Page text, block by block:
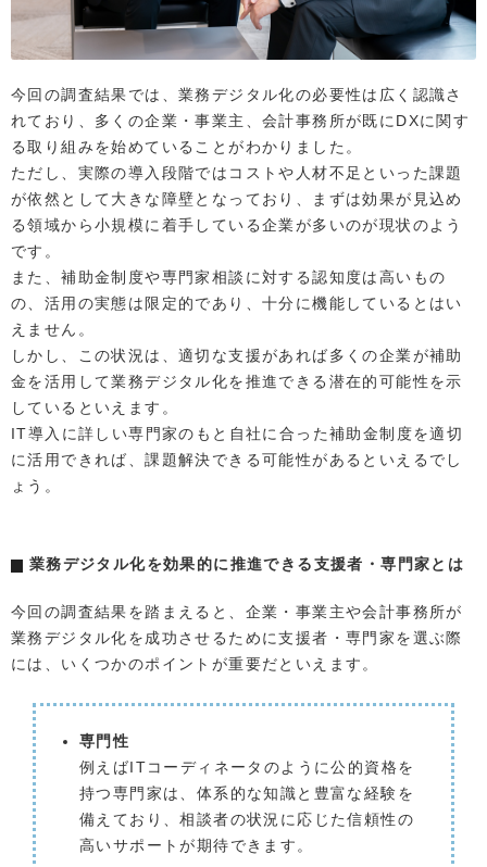
今回の調査結果では、業務デジタル化の必要性は広く認識さ
れており、多くの企業・事業主、会計事務所が既にDXに関す
る取り組みを始めていることがわかりました。
ただし、実際の導入段階ではコストや人材不足といった課題
が依然として大きな障壁となっており、まずは効果が見込め
る領域から小規模に着手している企業が多いのが現状のよう
です。
また、補助金制度や専門家相談に対する認知度は高いもの
の、活用の実態は限定的であり、十分に機能しているとはい
えません。
しかし、この状況は、適切な支援があれば多くの企業が補助
金を活用して業務デジタル化を推進できる潜在的可能性を示
しているといえます。
IT導入に詳しい専門家のもと自社に合った補助金制度を適切
に活用できれば、課題解決できる可能性があるといえるでし
ょう。
業務デジタル化を効果的に推進できる支援者・専門家とは
今回の調査結果を踏まえると、企業・事業主や会計事務所が
業務デジタル化を成功させるために支援者・専門家を選ぶ際
には、いくつかのポイントが重要だといえます。
専門性
例えばITコーディネータのように公的資格を
持つ専門家は、体系的な知識と豊富な経験を
備えており、相談者の状況に応じた信頼性の
高いサポートが期待できます。